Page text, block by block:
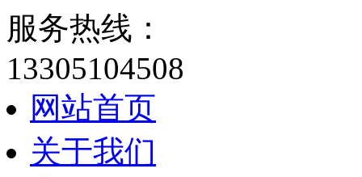
服务热线：
13305104508
网站首页
关于我们